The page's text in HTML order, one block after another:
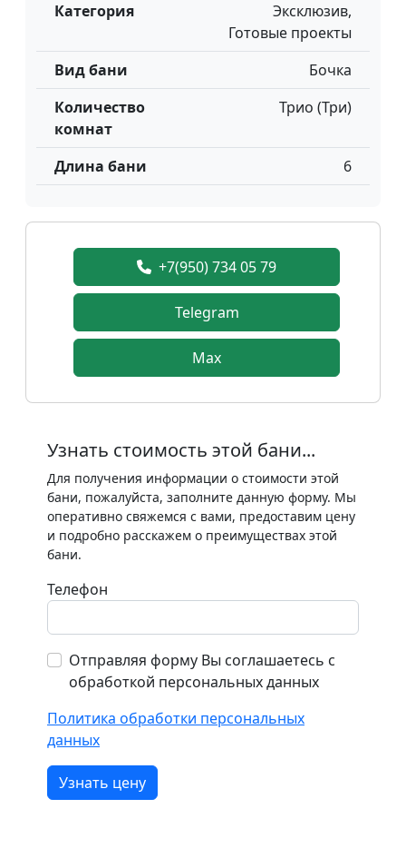
Категория
Эксклюзив,
Готовые проекты
Вид бани
Бочка
Количество
комнат
Трио (Три)
Длина бани 6
+7(950) 734 05 79
Telegram
Max
Узнать стоимость этой бани...
Для получения информации о стоимости этой
бани, пожалуйста, заполните данную форму. Мы
оперативно свяжемся с вами, предоставим цену
и подробно расскажем о преимуществах этой
бани.
Телефон
Отправляя форму Вы соглашаетесь с
обработкой персональных данных
Политика обработки персональных
данных
Узнать цену